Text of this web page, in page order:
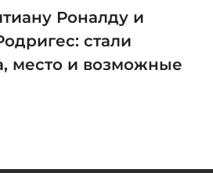
Роналду и
стали
место и возможные